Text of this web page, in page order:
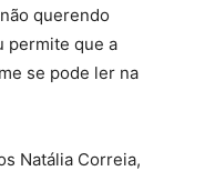
querendo
permite que a
se pode ler na
Natália Correia,